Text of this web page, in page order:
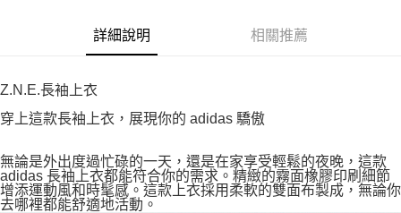
詳細說明 相關推薦
Z.N.E.長袖上衣
穿上這款長袖上衣，展現你的 adidas 驕傲
無論是外出度過忙碌的一天，還是在家享受輕鬆的夜晚，這款
adidas 長袖上衣都能符合你的需求。精緻的霧面橡膠印刷細節
增添運動風和時髦感。這款上衣採用柔軟的雙面布製成，無論你
去哪裡都能舒適地活動。